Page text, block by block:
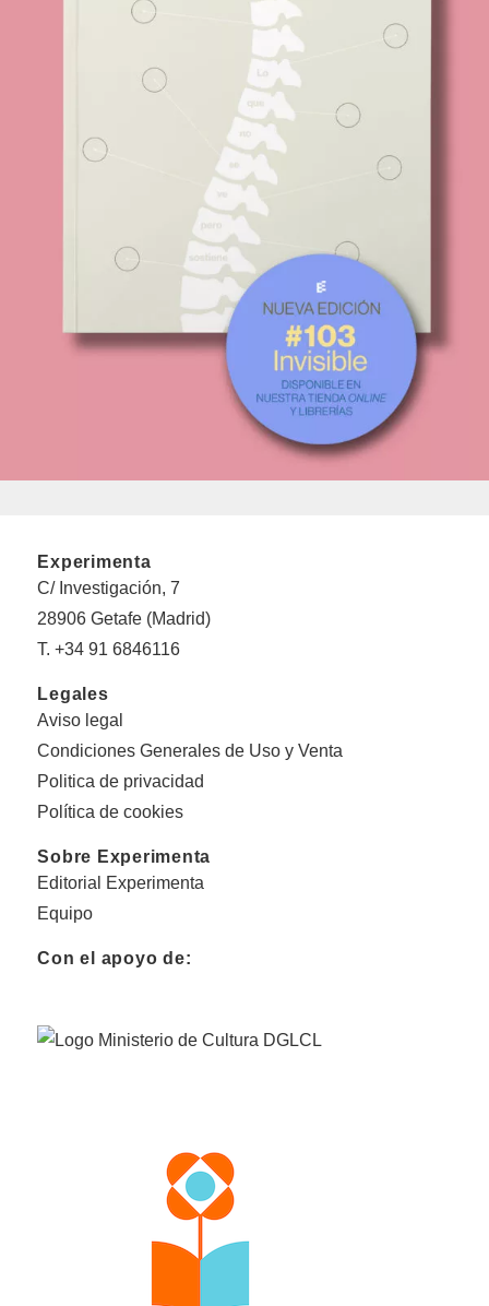
Experimenta
C/ Investigación, 7
28906 Getafe (Madrid)
T. +34 91 6846116
Legales
Aviso legal
Condiciones Generales de Uso y Venta
Politica de privacidad
Política de cookies
Sobre Experimenta
Editorial Experimenta
Equipo
Con el apoyo de: